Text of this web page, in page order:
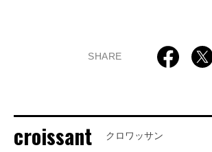
SHARE
croissant クロワッサン